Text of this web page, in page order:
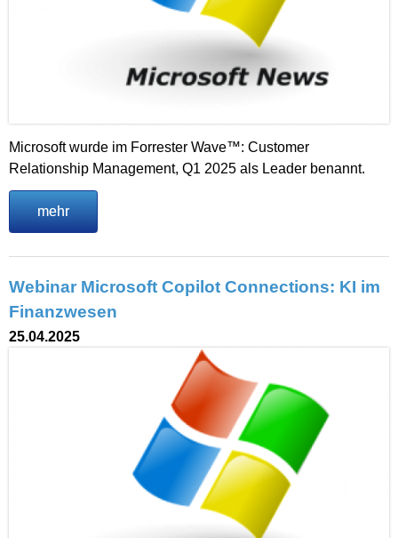
Microsoft wurde im Forrester Wave™: Customer
Relationship Management, Q1 2025 als Leader benannt.
mehr
Webinar Microsoft Copilot Connections: KI im
Finanzwesen
25.04.2025